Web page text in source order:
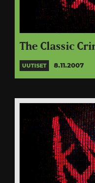
The Classic
UUTISET 8.11.2007